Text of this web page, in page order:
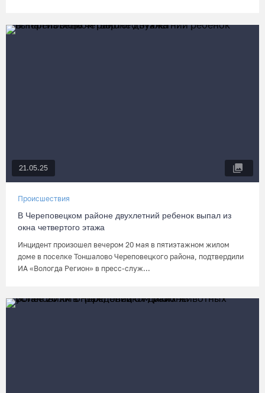
21.05.25
Происшествия
В Череповецком районе двухлетний ребенок выпал из
окна четвертого этажа
Инцидент произошел вечером 20 мая в пятиэтажном жилом
доме в поселке Тоншалово Череповецкого района, подтвердили
ИА «Вологда Регион» в пресс-служ...